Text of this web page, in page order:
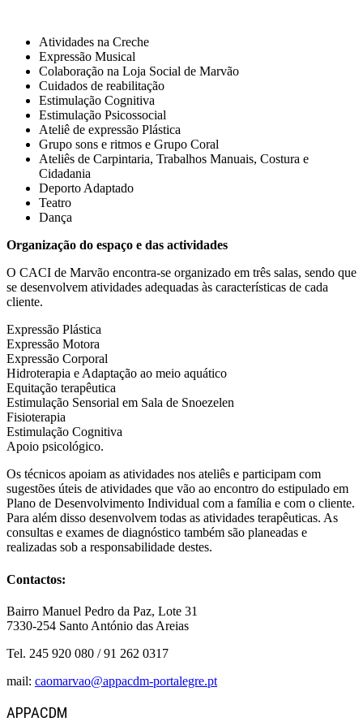
Atividades na Creche
Expressão Musical
Colaboração na Loja Social de Marvão
Cuidados de reabilitação
Estimulação Cognitiva
Estimulação Psicossocial
Ateliê de expressão Plástica
Grupo sons e ritmos e Grupo Coral
Ateliês de Carpintaria, Trabalhos Manuais, Costura e
Cidadania
Deporto Adaptado
Teatro
Dança
Organização do espaço e das actividades
O CACI de Marvão encontra-se organizado em três salas, sendo que
se desenvolvem atividades adequadas às características de cada
cliente.
Expressão Plástica
Expressão Motora
Expressão Corporal
Hidroterapia e Adaptação ao meio aquático
Equitação terapêutica
Estimulação Sensorial em Sala de Snoezelen
Fisioterapia
Estimulação Cognitiva
Apoio psicológico.
Os técnicos apoiam as atividades nos ateliês e participam com
sugestões úteis de atividades que vão ao encontro do estipulado em
Plano de Desenvolvimento Individual com a família e com o cliente.
Para além disso desenvolvem todas as atividades terapêuticas. As
consultas e exames de diagnóstico também são planeadas e
realizadas sob a responsabilidade destes.
Contactos:
Bairro Manuel Pedro da Paz, Lote 31
7330-254 Santo António das Areias
Tel. 245 920 080 / 91 262 0317
mail: caomarvao@appacdm-portalegre.pt
APPACDM